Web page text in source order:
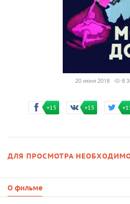
20 июня 2018 8
+15 +15
ДЛЯ ПРОСМОТРА
О фильме